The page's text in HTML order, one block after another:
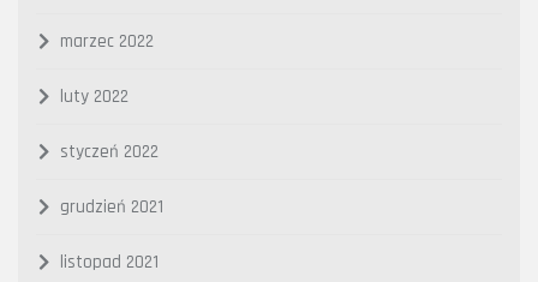
marzec 2022
luty 2022
styczeń 2022
grudzień 2021
listopad 2021